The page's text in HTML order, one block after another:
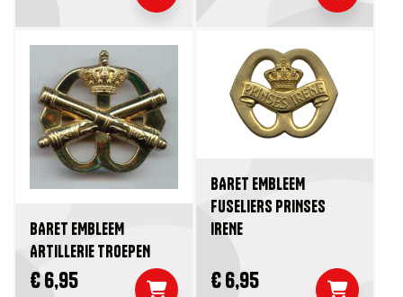
BARET EMBLEEM
ARTILLERIE TROEPEN
€ 6,95
BARET EMBLEEM
FUSELIERS PRINSES
IRENE
€ 6,95